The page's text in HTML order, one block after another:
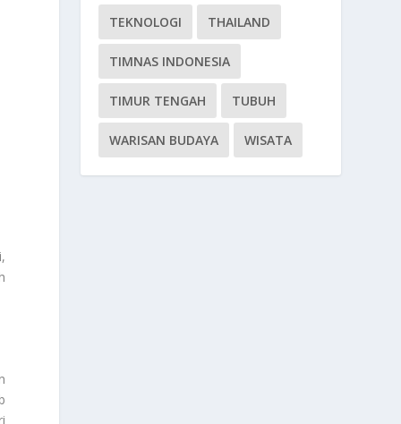
TEKNOLOGI THAILAND
TIMNAS INDONESIA
TIMUR TENGAH TUBUH
WARISAN BUDAYA WISATA